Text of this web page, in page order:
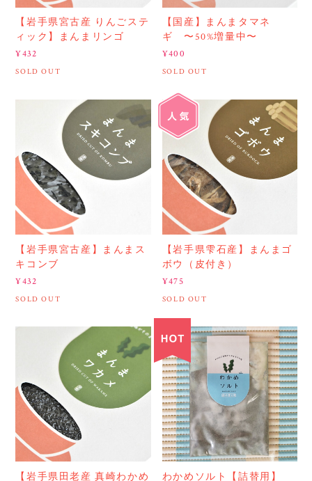
【岩手県宮古産 りんごステ
ィック】まんまリンゴ
¥432
SOLD OUT
【国産】まんまタマネ
ギ 〜50%増量中〜
¥400
SOLD OUT
【岩手県宮古産】まんまス
キコンブ
¥432
SOLD OUT
【岩手県雫石産】まんまゴ
ボウ（皮付き）
¥475
SOLD OUT
【岩手県田老産 真崎わかめ
わかめソルト【詰替用】